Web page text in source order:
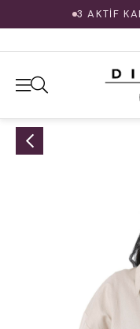
3 AKTİF